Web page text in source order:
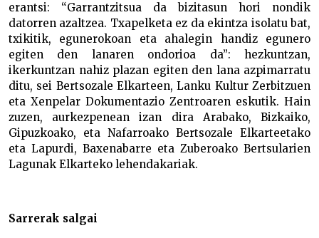
erantsi: “Garrantzitsua da bizitasun hori nondik
datorren azaltzea. Txapelketa ez da ekintza isolatu bat,
txikitik, egunerokoan eta ahalegin handiz egunero
egiten den lanaren ondorioa da”: hezkuntzan,
ikerkuntzan nahiz plazan egiten den lana azpimarratu
ditu, sei Bertsozale Elkarteen, Lanku Kultur Zerbitzuen
eta Xenpelar Dokumentazio Zentroaren eskutik. Hain
zuzen, aurkezpenean izan dira Arabako, Bizkaiko,
Gipuzkoako, eta Nafarroako Bertsozale Elkarteetako
eta Lapurdi, Baxenabarre eta Zuberoako Bertsularien
Lagunak Elkarteko lehendakariak.
Sarrerak salgai